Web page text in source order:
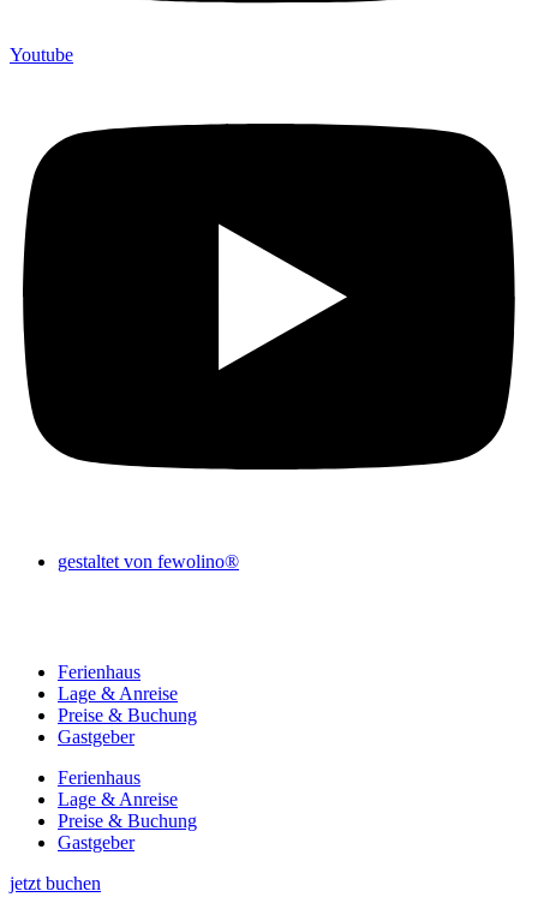
Youtube
gestaltet von fewolino®
Ferienhaus
Lage & Anreise
Preise & Buchung
Gastgeber
Ferienhaus
Lage & Anreise
Preise & Buchung
Gastgeber
jetzt buchen